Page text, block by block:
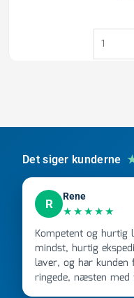
3/4"
Union
med
AISI
antal
Det siger kunderne
R
Rene
★★★★★
Kompetent og hurtig levering!
mindst, hurtig
laver, og har
ringede, næsten med